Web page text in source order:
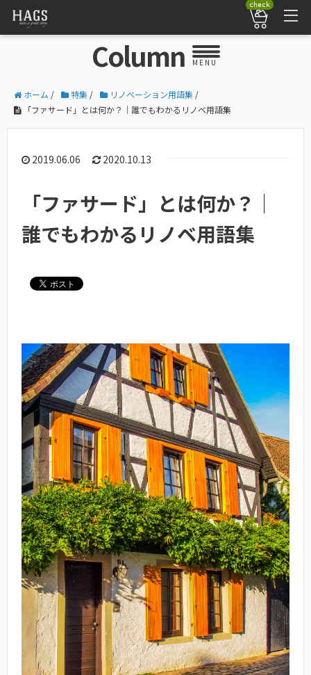
check
Column MENU
ホーム / 特集 / リノベーション用語集 /
「ファサード」とは何か？｜誰でもわかるリノベ用語集
2019.06.06 2020.10.13
「ファサード」とは何か？｜
誰でもわかるリノベ用語集